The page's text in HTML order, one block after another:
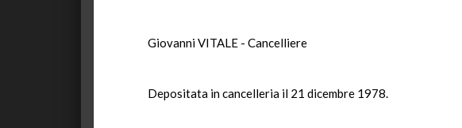
Giovanni VITALE - Cancelliere
Depositata in cancelleria il 21 dicembre 1978.